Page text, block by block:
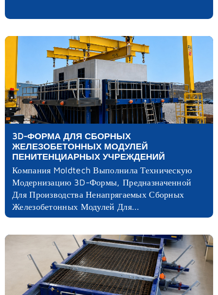
3D-ФОРМА ДЛЯ СБОРНЫХ
ЖЕЛЕЗОБЕТОННЫХ МОДУЛЕЙ
ПЕНИТЕНЦИАРНЫХ УЧРЕЖДЕНИЙ
Компания Moldtech Выполнила Техническую
Модернизацию 3D-Формы, Предназначенной
Для Производства Ненапрягаемых Сборных
Железобетонных Модулей Для...